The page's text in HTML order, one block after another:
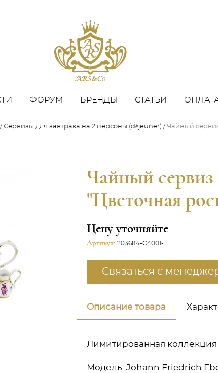
ФОРУМ БРЕНДЫ СТАТЬИ
Сервиз​ы​ для завтрака​ на 2 персоны​ (déjeuner) Чайный
Чайный сервиз
"Цветочная
Цену уточняйте
Артикул: 203684-C4001-1
Связаться с
Описание товара
Лимитированная коллекция
Модель: Johann Friedrich